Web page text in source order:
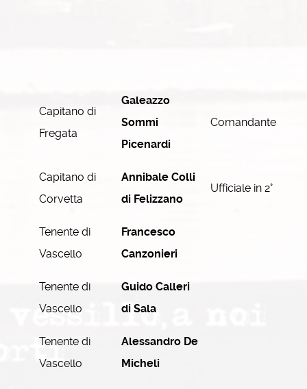
Capitano di
Fregata
Galeazzo
Sommi
Picenardi
Comandante
Capitano di
Corvetta
Annibale Colli
di Felizzano
Ufficiale in 2°
Tenente di
Vascello
Francesco
Canzonieri
Tenente di
Vascello
Guido Calleri
di Sala
Tenente di
Vascello
Alessandro De
Micheli